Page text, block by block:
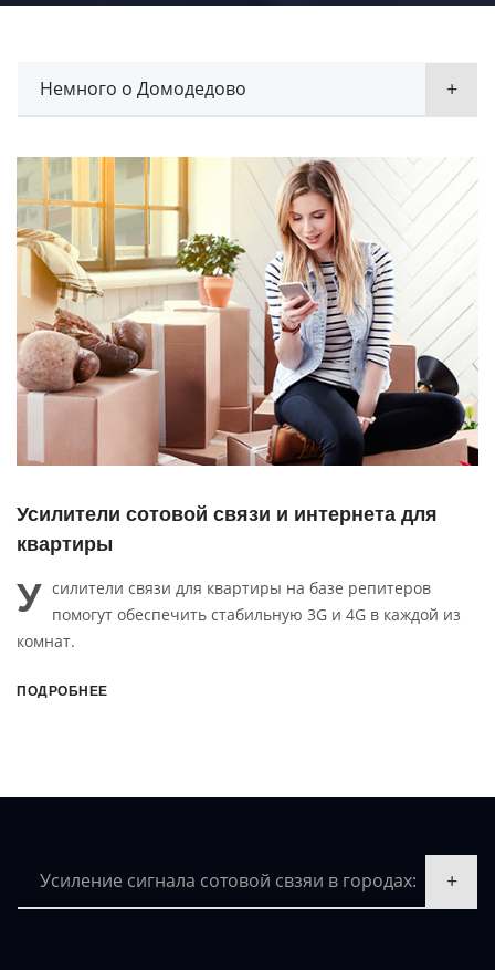
Немного о Домодедово
и интернета для
на базе репитеров
3G и 4G в каждой из
Усилители сотовой
У силители связи для
внутренней и
Усиление сигнала сотовой свзяи в городах: